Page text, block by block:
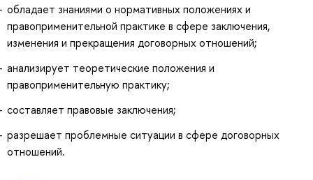
обладает знаниями о нормативных положениях и
правоприменительной практике в сфере заключения,
изменения и прекращения договорных отношений;
анализирует теоретические положения и
правоприменительную практику;
составляет правовые заключения;
разрешает проблемные ситуации в сфере договорных
отношений.